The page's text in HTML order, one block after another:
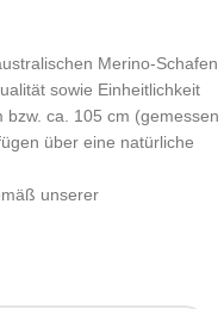
Merino-Schafen
sowie Einheitlichkeit
ca. 105 cm (gemessen
über eine natürliche
unserer